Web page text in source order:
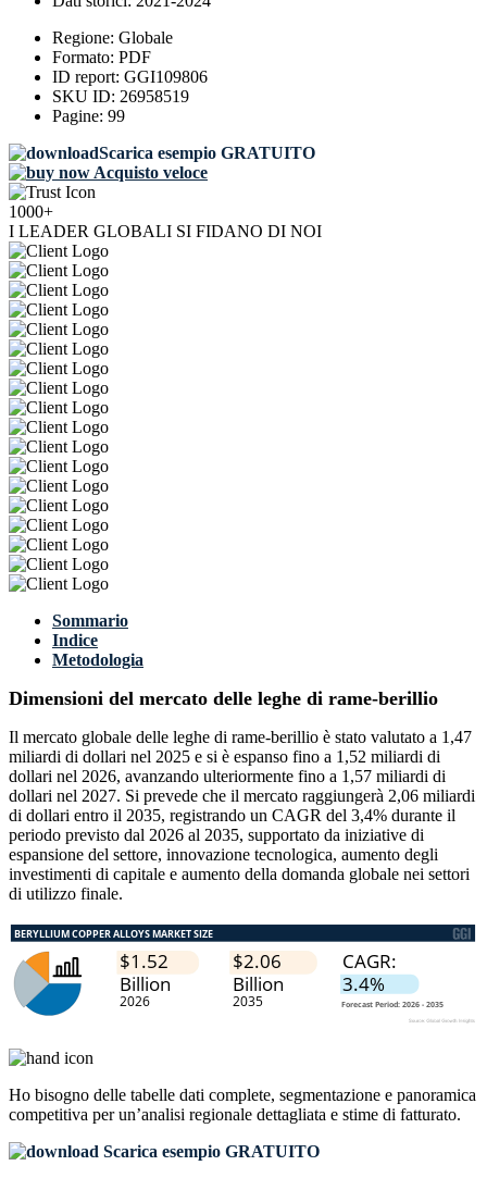
Regione: Globale
Formato: PDF
ID report: GGI109806
SKU ID: 26958519
Pagine: 99
Scarica esempio GRATUITO
Acquisto veloce
1000+
I LEADER GLOBALI SI FIDANO DI NOI
Sommario
Indice
Metodologia
Dimensioni del mercato delle leghe di rame-berillio
Il mercato globale delle leghe di rame-berillio è stato valutato a 1,47
miliardi di dollari nel 2025 e si è espanso fino a 1,52 miliardi di
dollari nel 2026, avanzando ulteriormente fino a 1,57 miliardi di
dollari nel 2027. Si prevede che il mercato raggiungerà 2,06 miliardi
di dollari entro il 2035, registrando un CAGR del 3,4% durante il
periodo previsto dal 2026 al 2035, supportato da iniziative di
espansione del settore, innovazione tecnologica, aumento degli
investimenti di capitale e aumento della domanda globale nei settori
di utilizzo finale.
Ho bisogno delle tabelle dati complete, segmentazione e panoramica
competitiva per un’analisi regionale dettagliata e stime di fatturato.
Scarica esempio GRATUITO